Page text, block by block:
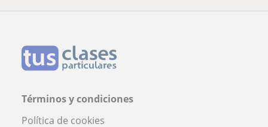
Términos y condiciones
Política de cookies